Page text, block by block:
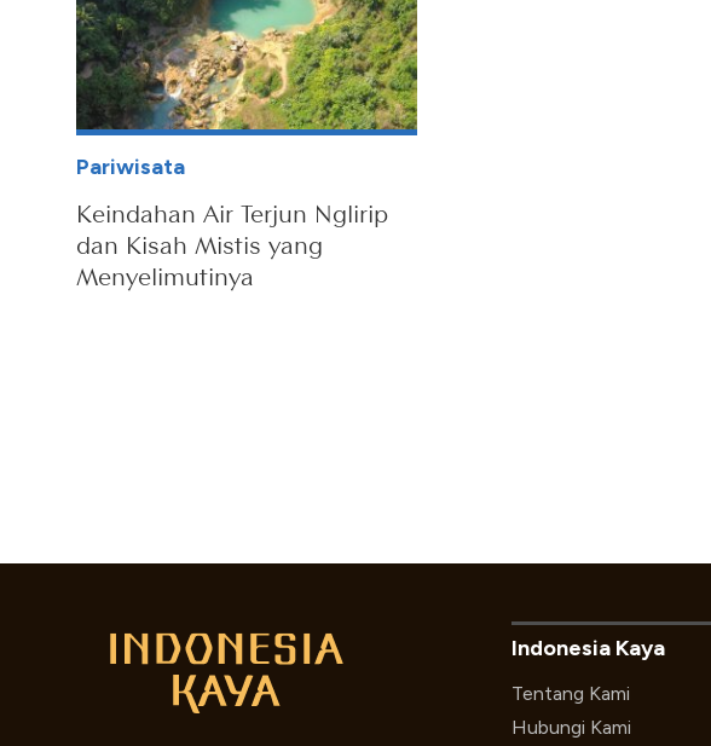
Pariwisata
Keindahan Air Terjun Nglirip
dan Kisah Mistis yang
Menyelimutinya
Indonesia Kaya
Tentang Kami
Hubungi Kami